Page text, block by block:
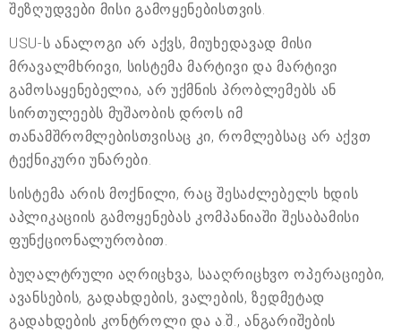
შეზღუდვები მისი გამოყენებისთვის.
USU-ს ანალოგი არ აქვს, მიუხედავად მისი
მრავალმხრივი, სისტემა მარტივი და მარტივი
გამოსაყენებელია, არ უქმნის პრობლემებს ან
სირთულეებს მუშაობის დროს იმ
თანამშრომლებისთვისაც კი, რომლებსაც არ აქვთ
ტექნიკური უნარები.
სისტემა არის მოქნილი, რაც შესაძლებელს ხდის
აპლიკაციის გამოყენებას კომპანიაში შესაბამისი
ფუნქციონალურობით.
ბუღალტრული აღრიცხვა, სააღრიცხვო ოპერაციები,
ავანსების, გადახდების, ვალების, ზედმეტად
გადახდების კონტროლი და ა.შ., ანგარიშების